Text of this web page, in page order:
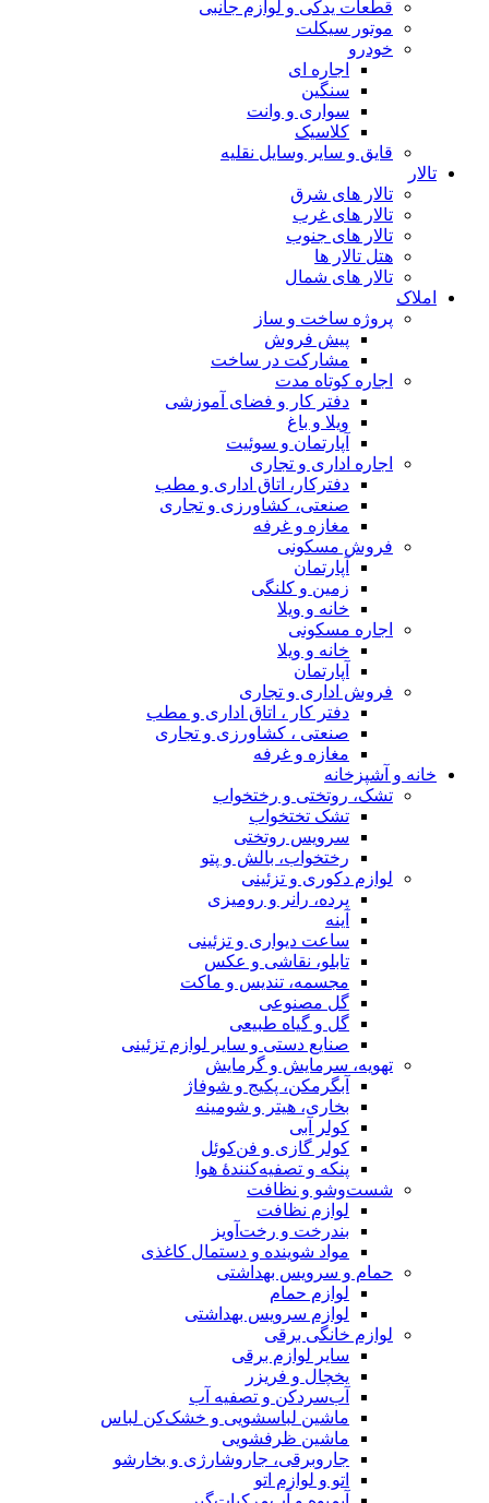
قطعات یدکی و لوازم جانبی
موتور سیکلت
خودرو
اجاره ای
سنگین
سواری و وانت
کلاسیک
قایق و سایر وسایل نقلیه
تالار
تالار های شرق
تالار های غرب
تالار های جنوب
هتل تالار ها
تالار های شمال
املاک
پروژه ساخت و ساز
پیش فروش
مشارکت در ساخت
اجاره کوتاه مدت
دفتر کار و فضای آموزشی
ویلا و باغ
آپارتمان و سوئیت
اجاره اداری و تجاری
دفترکار، اتاق اداری و مطب
صنعتی، کشاورزی و تجاری
مغازه و غرفه
فروش مسکونی
آپارتمان
زمین و کلنگی
خانه و ویلا
اجاره مسکونی
خانه و ویلا
آپارتمان
فروش اداری و تجاری
دفتر کار ، اتاق اداری و مطب
صنعتی ، کشاورزی و تجاری
مغازه و غرفه
خانه و آشپزخانه
تشک، روتختی و رختخواب
تشک تختخواب
سرویس روتختی
رختخواب، بالش و پتو
لوازم دکوری و تزئینی
پرده، رانر و رومیزی
آینه
ساعت دیواری و تزئینی
تابلو، نقاشی و عکس
مجسمه، تندیس و ماکت
گل مصنوعی
گل و گیاه طبیعی
صنایع دستی و سایر لوازم تزئینی
تهویه، سرمایش و گرمایش
آبگرمکن، پکیج و شوفاژ
بخاری، هیتر و شومینه
کولر آبی
کولر گازی و فن‌کوئل
پنکه و تصفیه‌کنندهٔ هوا
شست‌وشو و نظافت
لوازم نظافت
بندرخت و رخت‌آویز
مواد شوینده و دستمال کاغذی
حمام و سرویس بهداشتی
لوازم حمام
لوازم سرویس بهداشتی
لوازم خانگی برقی
سایر لوازم برقی
یخچال و فریزر
آب‌سردکن و تصفیه آب
ماشین لباسشویی و خشک‌کن لباس
ماشین ظرفشویی
جاروبرقی، جاروشارژی و بخارشو
اتو و لوازم اتو